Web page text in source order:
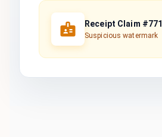
Receipt Claim #771
Suspicious watermark